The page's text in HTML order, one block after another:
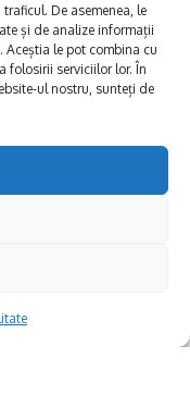
De asemenea, le
și de analize informații
le pot combina cu
folosirii serviciilor lor. În
ul nostru, sunteți de
și meșteșuguri
PE BUNE
și civilizaţie